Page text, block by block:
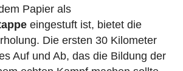
Papier als
eingestuft ist, bietet die
Die ersten 30 Kilometer
Auf und Ab, das die Bildung der